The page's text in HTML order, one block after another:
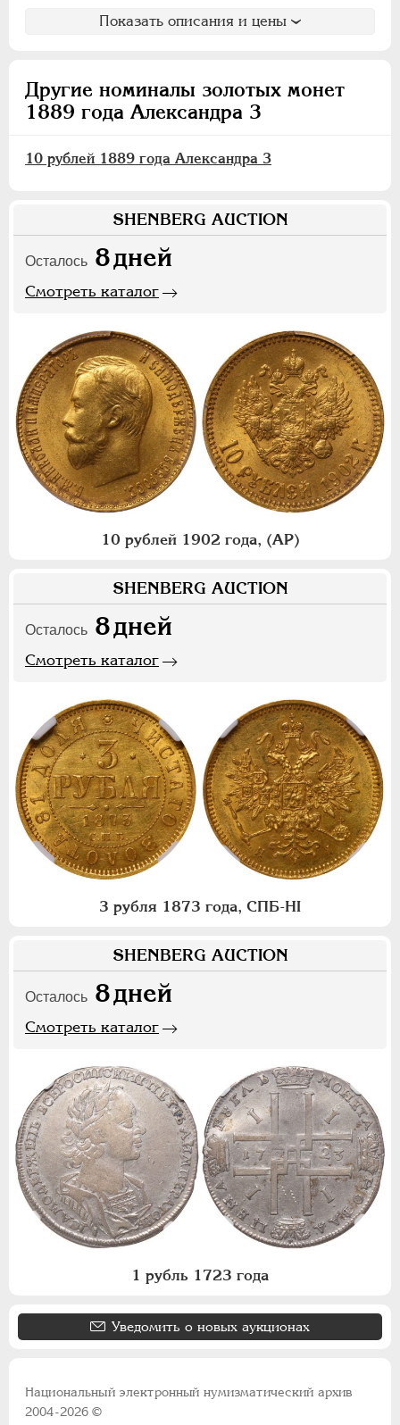
Показать описания и цены
Другие номиналы золотых монет
1889 года Александра 3
10 рублей 1889 года Александра 3
SHENBERG AUCTION
Осталось 8дней
Смотреть каталог
10 рублей 1902 года, (АР)
SHENBERG AUCTION
Осталось 8дней
Смотреть каталог
3 рубля 1873 года, СПБ-НI
SHENBERG AUCTION
Осталось 8дней
Смотреть каталог
1 рубль 1723 года
Уведомить о новых аукционах
Национальный электронный нумизматический архив
2004-2026 ©